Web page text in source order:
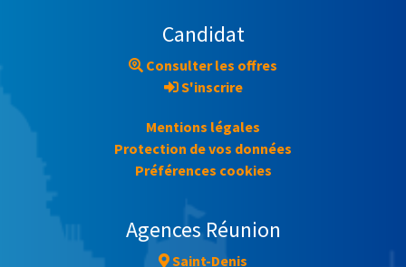
Agences Réunion
Saint-Denis
Candidat
Consulter les offres
S'inscrire
Mentions légales
Protection de vos données
Préférences cookies